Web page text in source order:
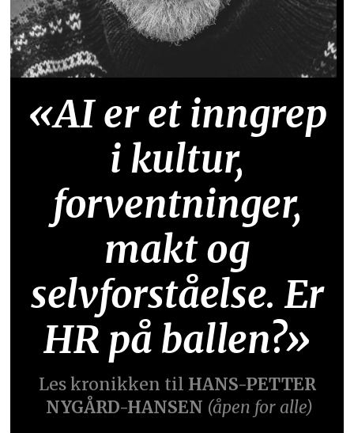
«AI er et inngrep
i kultur,
forventninger,
makt og
selvforståelse. Er
HR på ballen?»
Les kronikken til HANS-PETTER
NYGÅRD-HANSEN (åpen for alle)